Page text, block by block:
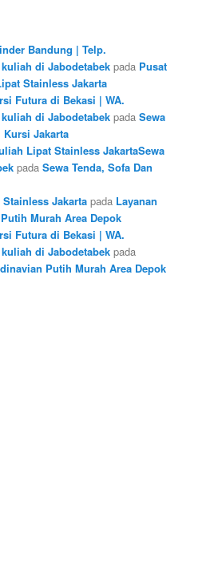
Bandung | Telp.
kuliah di Jabodetabek pada Pusat
Stainless Jakarta
Futura di Bekasi | WA.
kuliah di Jabodetabek padaSewa
Kursi Jakarta
Lipat Stainless JakartaSewa
padaSewa Tenda, Sofa Dan
Jakarta pada Layanan
Murah Area Depok
Futura di Bekasi | WA.
kuliah di Jabodetabek pada
Putih Murah Area Depok